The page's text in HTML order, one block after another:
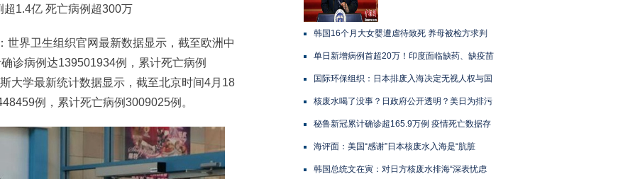
1.4亿 死亡病例超300万
界卫生组织官网最新数据显示，截至欧洲中
诊病例达139501934例，累计死亡病例
大学最新统计数据显示，截至北京时间4月18
例，累计死亡病例3009025例。
韩国16个月大女婴遭虐待致死 养母被检方求判
单日新增病例首超20万！印度面临缺药、缺疫苗
国际环保组织：日本排废入海决定无视人权与国
核废水喝了没事？日政府公开透明？美日为排污
秘鲁新冠累计确诊超165.9万例 疫情死亡数据存
海评面：美国“感谢”日本核废水入海是“肮脏
韩国总统文在寅：对日方核废水排海“深表忧虑